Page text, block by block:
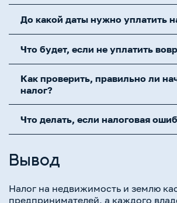
До какой даты нужно уплатить
Что будет, если не уплатить
Как проверить, правильно ли
налог?
Что делать, если налоговая
Вывод
Налог на недвижимость и землю
предпринимателей, а каждого